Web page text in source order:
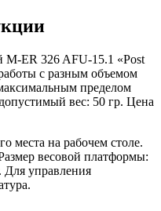
M-ER 326 AFU-15.1 «Post
с разным объемом
пределом
вес: 50 гр. Цена
места на рабочем столе.
весовой платформы:
Для управления